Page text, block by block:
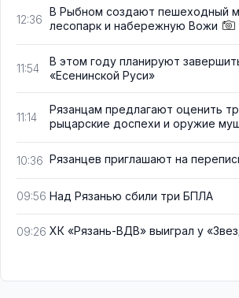
12:36
В Рыбном создают пешеходный
лесопарк и набережную Вожи
11:54
В этом году планируют
«Есенинской Руси»
11:14
Рязанцам предлагают оценить
рыцарские доспехи и оружие
10:36 Рязанцев приглашают на
09:56 Над Рязанью сбили три БПЛА
09:26 ХК «Рязань-ВДВ» выиграл у